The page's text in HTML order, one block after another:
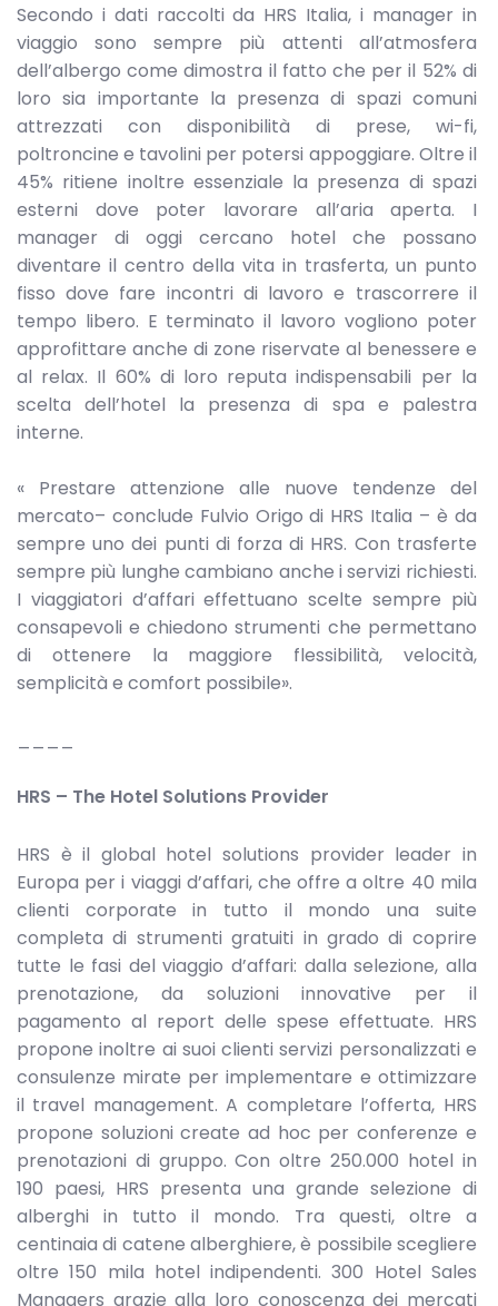
Secondo i dati raccolti da HRS Italia, i manager in
viaggio sono sempre più attenti all’atmosfera
dell’albergo come dimostra il fatto che per il 52% di
loro sia importante la presenza di spazi comuni
attrezzati con disponibilità di prese, wi-fi,
poltroncine e tavolini per potersi appoggiare. Oltre il
45% ritiene inoltre essenziale la presenza di spazi
esterni dove poter lavorare all’aria aperta. I
manager di oggi cercano hotel che possano
diventare il centro della vita in trasferta, un punto
fisso dove fare incontri di lavoro e trascorrere il
tempo libero. E terminato il lavoro vogliono poter
approfittare anche di zone riservate al benessere e
al relax. Il 60% di loro reputa indispensabili per la
scelta dell’hotel la presenza di spa e palestra
interne.
« Prestare attenzione alle nuove tendenze del
mercato– conclude Fulvio Origo di HRS Italia – è da
sempre uno dei punti di forza di HRS. Con trasferte
sempre più lunghe cambiano anche i servizi richiesti.
I viaggiatori d’affari effettuano scelte sempre più
consapevoli e chiedono strumenti che permettano
di ottenere la maggiore flessibilità, velocità,
semplicità e comfort possibile».
HRS – The Hotel Solutions Provider
HRS è il global hotel solutions provider leader in
Europa per i viaggi d’affari, che offre a oltre 40 mila
clienti corporate in tutto il mondo una suite
completa di strumenti gratuiti in grado di coprire
tutte le fasi del viaggio d’affari: dalla selezione, alla
prenotazione, da soluzioni innovative per il
pagamento al report delle spese effettuate. HRS
propone inoltre ai suoi clienti servizi personalizzati e
consulenze mirate per implementare e ottimizzare
il travel management. A completare l’offerta, HRS
propone soluzioni create ad hoc per conferenze e
prenotazioni di gruppo. Con oltre 250.000 hotel in
190 paesi, HRS presenta una grande selezione di
alberghi in tutto il mondo. Tra questi, oltre a
centinaia di catene alberghiere, è possibile scegliere
oltre 150 mila hotel indipendenti. 300 Hotel Sales
Managers grazie alla loro conoscenza dei mercati